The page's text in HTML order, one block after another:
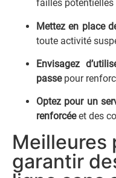
failles potentielles
Mettez en place
toute activité
Envisagez
passepour
Optez pour un
renforcéeet des
Meilleures
garantir